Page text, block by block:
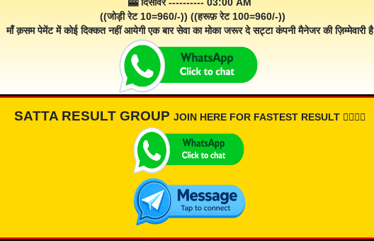
((जोड़ी रेट 10=960/-)) ((हरूफ़ रेट 100=960/-))
माँ क़सम पेमेंट में कोई दिक्कत नहीं आयेगी एक बार सेवा का मोका जरूर दे सट्टा कंपनी मैनेजर की ज़िम्मेवारी है
SATTA RESULT GROUP JOIN HERE FOR FASTEST RESULT 👇🏾👇🏾